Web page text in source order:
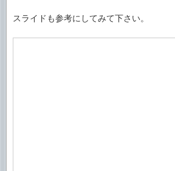
スライドも参考にしてみて下さい。